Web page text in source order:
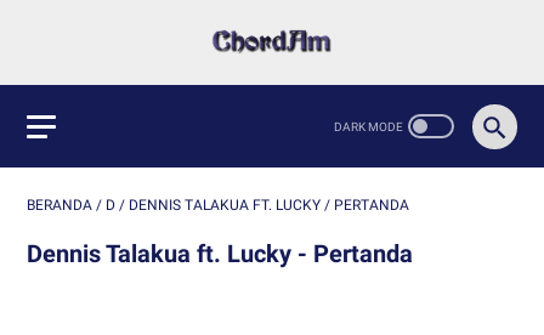
BERANDA / D / DENNIS TALAKUA FT. LUCKY / PERTANDA
Dennis Talakua ft. Lucky - Pertanda